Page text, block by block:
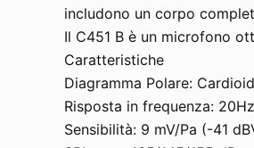
includono un corpo
Il C451 B è un microfono
Caratteristiche
Diagramma Polare:
Risposta in frequenza:
Sensibilità: 9 mV/Pa (-41